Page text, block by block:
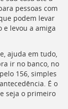
pessoas com
podem levar
e levou a amiga
ajuda em tudo,
ir no banco, no
156, simples
É o
seja o primeiro